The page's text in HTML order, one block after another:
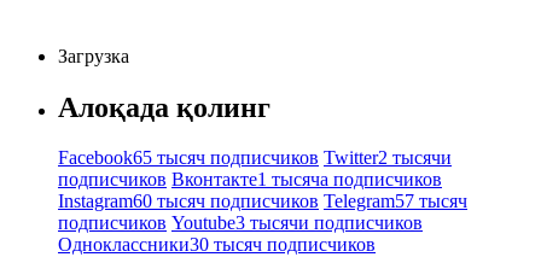
Загрузка
Алоқада қолинг
Facebook65 тысяч подписчиков Twitter2 тысячи
подписчиков Вконтакте1 тысяча подписчиков
Instagram60 тысяч подписчиков Telegram57 тысяч
подписчиков Youtube3 тысячи подписчиков
Одноклассники30 тысяч подписчиков